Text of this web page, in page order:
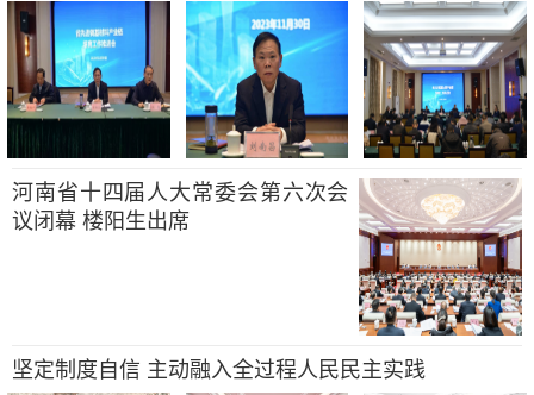
河南省十四届人大常委会第六次会
议闭幕 楼阳生出席
坚定制度自信 主动融入全过程人民民主实践